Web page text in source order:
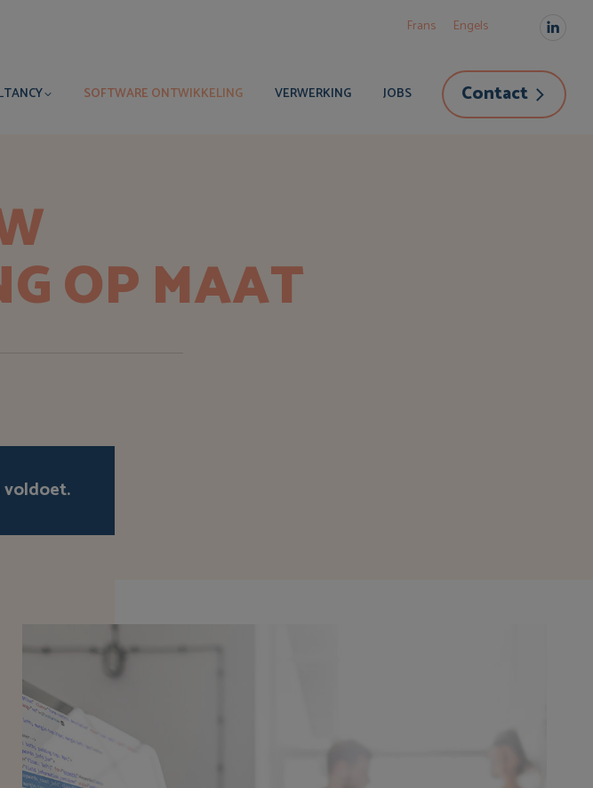
Frans Engels
page
opens
in
SOFTWARE ONTWIKKELING VERWERKING JOBS Contact
OP MAAT
voldoet.